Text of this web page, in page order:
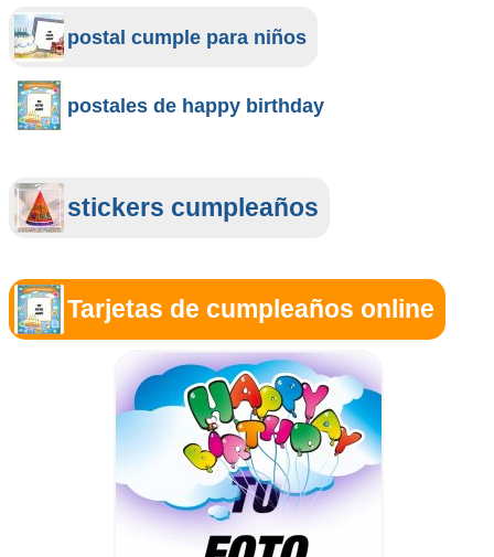
postal cumple para niños
postales de happy birthday
stickers cumpleaños
Tarjetas de cumpleaños online